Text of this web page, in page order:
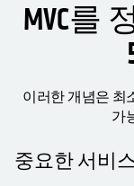
MVC를
이러한 개념은 최
가
중요한 서비